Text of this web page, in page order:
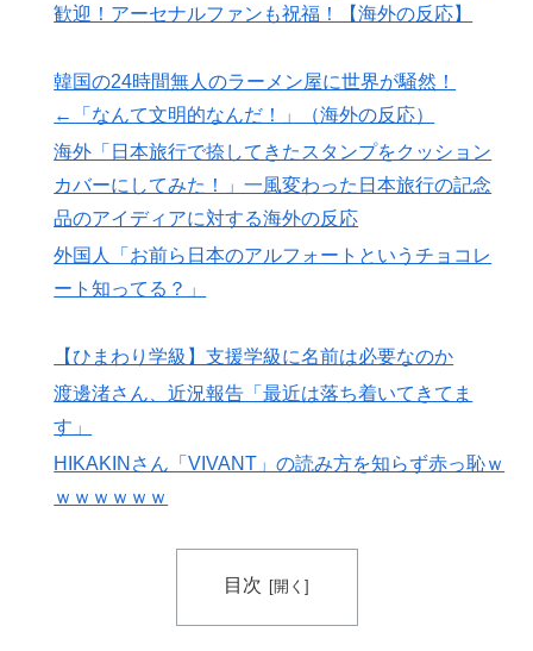
▶ 韓国人「せっかく日本に韓国風のメンチカツ屋をオープ
そうです…」
▶ 韓国人「日本人は韓国が大好きなはずなのに、実は東南
アジア人と同列に見ているというのは本当なのです
か？」
▶ NPB時代の山本由伸の打撃練習にMLBファン騒然！
←「大谷の後に打たそう！」（海外の反応）
▶ 韓国人「日本の女子高生のセーラー服と外国人観光客の
▶ 【海外の反応】なぜイチローはあんなに敬遠四球が多か
ったの？「45歳引退で通算打率.311の突然変異だぞ」
▶ 海外「世界で日本を死守するぞ！」 日本の消防署を訪
れたちびっ子集団が世界をメロメロに
▶ 海外「日本旅行で捺してきたスタンプをクッションカバ
海外「これ美味しい！」米国で一番人気のおフランス製
「日本のパン」に海外が大騒ぎ
歓迎！アーセナルファンも祝福！【海外の反応】
韓国の24時間無人のラーメン屋に世界が騒然！
←「なんて文明的なんだ！」（海外の反応）
海外「日本旅行で捺してきたスタンプをクッション
カバーにしてみた！」一風変わった日本旅行の記念
品のアイディアに対する海外の反応
外国人「お前ら日本のアルフォートというチョコレ
ート知ってる？」
【ひまわり学級】支援学級に名前は必要なのか
渡邊渚さん、近況報告「最近は落ち着いてきてま
す」
HIKAKINさん「VIVANT」の読み方を知らず赤っ恥ｗ
ｗｗｗｗｗｗ
目次